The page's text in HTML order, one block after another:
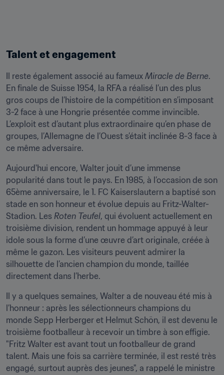
Talent et engagement
Il reste également associé au fameux Miracle de Berne.
En finale de Suisse 1954, la RFA a réalisé l’un des plus
gros coups de l’histoire de la compétition en s’imposant
3-2 face à une Hongrie présentée comme invincible.
L’exploit est d’autant plus extraordinaire qu’en phase de
groupes, l’Allemagne de l’Ouest s’était inclinée 8-3 face à
ce même adversaire.
Aujourd'hui encore, Walter jouit d’une immense
popularité dans tout le pays. En 1985, à l’occasion de son
65ème anniversaire, le 1. FC Kaiserslautern a baptisé son
stade en son honneur et évolue depuis au Fritz-Walter-
Stadion. Les Roten Teufel, qui évoluent actuellement en
troisième division, rendent un hommage appuyé à leur
idole sous la forme d’une œuvre d’art originale, créée à
même le gazon. Les visiteurs peuvent admirer la
silhouette de l’ancien champion du monde, taillée
directement dans l’herbe.
Il y a quelques semaines, Walter a de nouveau été mis à
l’honneur : après les sélectionneurs champions du
monde Sepp Herberger et Helmut Schön, il est devenu le
troisième footballeur à recevoir un timbre à son effigie.
"Fritz Walter est avant tout un footballeur de grand
talent. Mais une fois sa carrière terminée, il est resté très
engagé, surtout auprès des jeunes", a rappelé le ministre